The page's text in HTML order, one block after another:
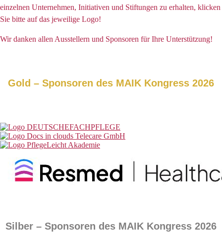
einzelnen Unternehmen, Initiativen und Stiftungen zu erhalten, klicken
Sie bitte auf das jeweilige Logo!
Wir danken allen Ausstellern und Sponsoren für Ihre Unterstützung!
Gold – Sponsoren des MAIK Kongress 2026
Silber – Sponsoren des MAIK Kongress 2026